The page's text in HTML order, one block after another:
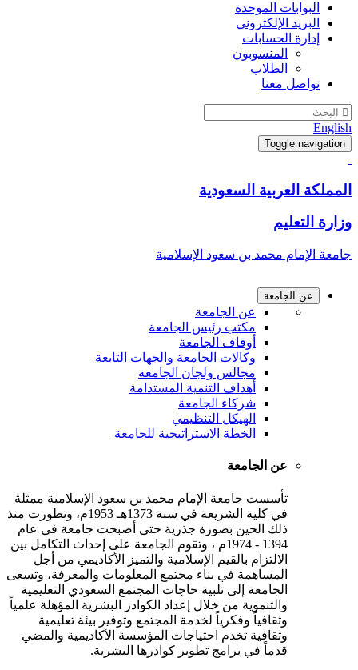
البوابات الموحدة
البريد الإلكتروني
إدارة الحسابات
المنسوبون
الطلاب
تواصل معنا
English
Toggle navigation
المملكة العربية السعودية
وزارة التعليم
جامعة الإمام محمد بن سعود الإسلامية
عن الجامعة
عن الجامعة
مكتب رئيس الجامعة
أوقاف الجامعة
وكالات الجامعة والجهات التابعة
مجالس ولجان الجامعة
أهداف التنمية المستدامة
شركاء الجامعة
الهيكل التنظيمي
الخطة الاستراتيجية للجامعة
عن الجامعة
تأسست جامعة الإمام محمد بن سعود الإسلامية ممثلة
في كلية الشريعة في سنة 1373هـ 1953م، وتطورت منذ
ذلك الحين بصورة جذرية حتى أصبحت جامعة في عام
1394 - 1974م ، وتقوم الجامعة على إحداث التكامل بين
الالتزام بالقيم الإسلامية والتميز الأكاديمي من أجل
المساهمة في بناء مجتمع المعلومات والمعرفة، وتسعى
الجامعة إلى تلبية حاجات المجتمع السعودي التعليمية
والتنموية من خلال إعداد الكوادر البشرية المؤهلة علمياً
وثقافياً وفكرياً لخدمة المجتمع وتوفير بيئة تعليمية
وثقافية تخدم احتياجات المؤسسة الأكاديمية والمضي
قدماً في برامج تطوير كوادرها البشرية.